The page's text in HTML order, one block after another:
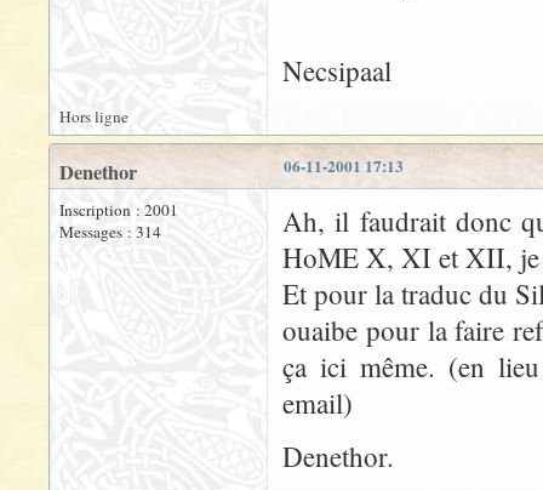
Necsipaal
Hors ligne
06-11-2001 17:13
Denethor
Inscription : 2001
Messages : 314
Ah, il faudrait donc
HoME X, XI et XII, je
Et pour la traduc du
ouaibe pour la faire
ça ici même. (en
email)
Denethor.